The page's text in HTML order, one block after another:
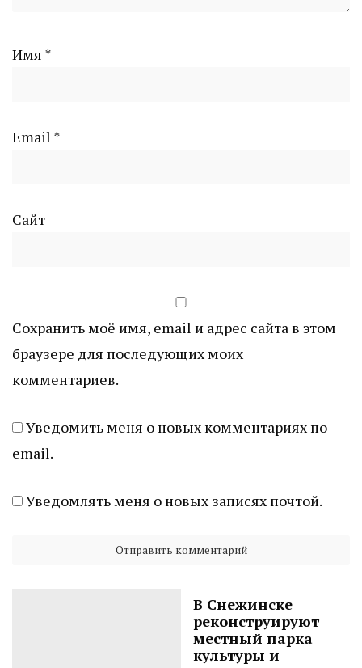
Имя *
Email *
Сайт
Сохранить моё имя, email и адрес сайта в этом
браузере для последующих моих
комментариев.
Уведомить меня о новых комментариях по
email.
Уведомлять меня о новых записях почтой.
В Снежинске
реконструируют
местный парка
культуры и